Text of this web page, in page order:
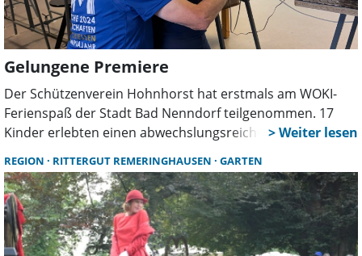
Gelungene Premiere
Der Schützenverein Hohnhorst hat erstmals am WOKI-
Ferienspaß der Stadt Bad Nenndorf teilgenommen. 17
Kinder erlebten einen abwechslungsreichen Tag mit
Experimenten. Zwölf Ehrenamtliche sorgten für eine
intensive Betreuung.
REGION RITTERGUT REMERINGHAUSEN GARTEN